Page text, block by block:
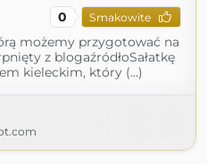
0 Smakowite
możemy przygotować na
z blogaźródłoSałatkę
kieleckim, który (...)